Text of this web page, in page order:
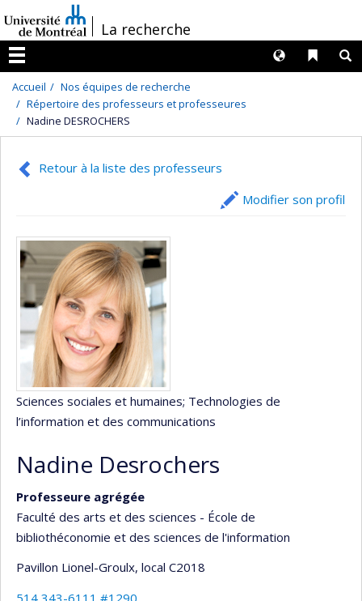
au
contenu
/La recherche
Menu
Liens
Langues
Accueil
Nos équipes de recherche
Répertoire des professeurs et professeures
Nadine DESROCHERS
Retour à la liste des professeurs
Modifier son profil
Sciences sociales et humaines; Technologies de
l’information et des communications
Nadine Desrochers
Professeure agrégée
Faculté des arts et des sciences - École de
bibliothéconomie et des sciences de l'information
Pavillon Lionel-Groulx, local C2018
514 343-6111 #1290